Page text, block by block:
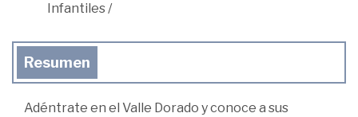
Infantiles/
Resumen
Adéntrate en el Valle Dorado y conoce a sus